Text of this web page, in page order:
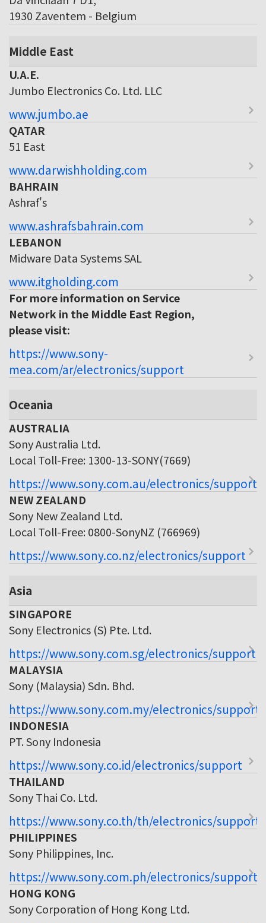
1930 Zaventem - Belgium
Middle East
U.A.E.
Jumbo Electronics Co. Ltd. LLC
www.jumbo.ae
QATAR
51 East
www.darwishholding.com
BAHRAIN
Ashraf's
www.ashrafsbahrain.com
LEBANON
Midware Data Systems SAL
www.itgholding.com
For more information on Service
Network in the Middle East Region,
please visit:
https://www.sony-
mea.com/ar/electronics/support
Oceania
AUSTRALIA
Sony Australia Ltd.
Local Toll-Free: 1300-13-SONY(7669)
https://www.sony.com.au/electronics/support
NEW ZEALAND
Sony New Zealand Ltd.
Local Toll-Free: 0800-SonyNZ (766969)
https://www.sony.co.nz/electronics/support
Asia
SINGAPORE
Sony Electronics (S) Pte. Ltd.
https://www.sony.com.sg/electronics/support
MALAYSIA
Sony (Malaysia) Sdn. Bhd.
https://www.sony.com.my/electronics/support
INDONESIA
PT. Sony Indonesia
https://www.sony.co.id/electronics/support
THAILAND
Sony Thai Co. Ltd.
https://www.sony.co.th/th/electronics/support
PHILIPPINES
Sony Philippines, Inc.
https://www.sony.com.ph/electronics/support
HONG KONG
Sony Corporation of Hong Kong Ltd.